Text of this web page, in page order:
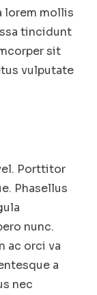
lorem mollis
tincidunt
sit
vulputate
Porttitor
Phasellus
nunc.
ac orci va
a
nec